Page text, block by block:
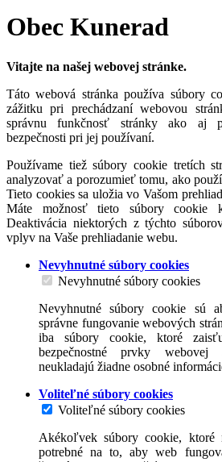
Obec Kunerad
Vitajte na našej webovej stránke.
Táto webová stránka používa súbory
zážitku pri prechádzaní webovou
správnu funkčnosť stránky ako aj
bezpečnosti pri jej používaní.
Používame tiež súbory cookie tretích
analyzovať a porozumieť tomu, ako
Tieto cookies sa uložia vo Vašom
Máte možnosť tieto súbory cookie
Deaktivácia niektorých z týchto
vplyv na Vaše prehliadanie webu.
Nevyhnutné súbory cookies
Nevyhnutné súbory cookies
Nevyhnutné súbory cookie sú
správne fungovanie webových
iba súbory cookie, ktoré
bezpečnostné prvky webovej
neukladajú žiadne osobné
Voliteľné súbory cookies
Voliteľné súbory cookies
Akékoľvek súbory cookie, ktoré
potrebné na to, aby web